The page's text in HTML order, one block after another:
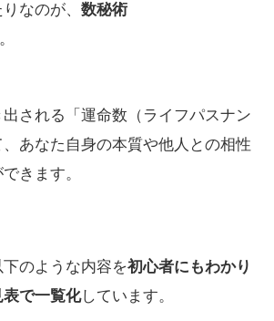
なのが、 数秘術
。
される「運命数（ライフパスナン
あなた自身の本質や他人との相性
きます。
のような内容を初心者にもわかり
で一覧化しています。